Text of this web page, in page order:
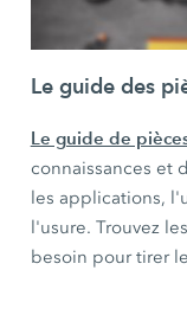
Le guide des
Le guide de
connaissances et
les applications,
l'usure. Trouvez
besoin pour tirer